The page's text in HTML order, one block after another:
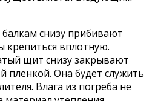
снизу прибивают
крепиться вплотную.
щит снизу закрывают
пленкой. Она будет служить
Влага из погреба не